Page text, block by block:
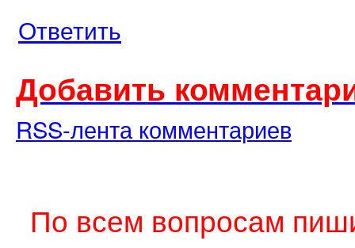
Ответить
Добавить
RSS-лента комментариев
По всем вопросам